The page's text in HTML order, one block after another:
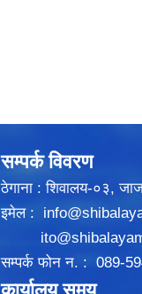
सम्पर्क विवरण
ठेगाना : शिवालय-०३,
इमेल :
सम्पर्क फोन न. : 089-